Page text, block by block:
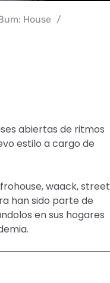
House /
abiertas de ritmos
estilo a cargo de
waack, street
han sido parte de
en sus hogares